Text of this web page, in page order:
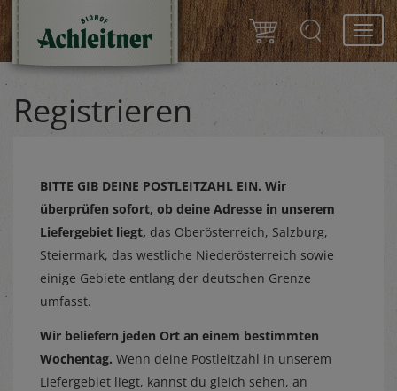
Registrieren
BITTE GIB DEINE POSTLEITZAHL EIN. Wir
überprüfen sofort, ob deine Adresse in unserem
Liefergebiet liegt, das Oberösterreich, Salzburg,
Steiermark, das westliche Niederösterreich sowie
einige Gebiete entlang der deutschen Grenze
umfasst.
Wir beliefern jeden Ort an einem bestimmten
Wochentag. Wenn deine Postleitzahl in unserem
Liefergebiet liegt, kannst du gleich sehen, an